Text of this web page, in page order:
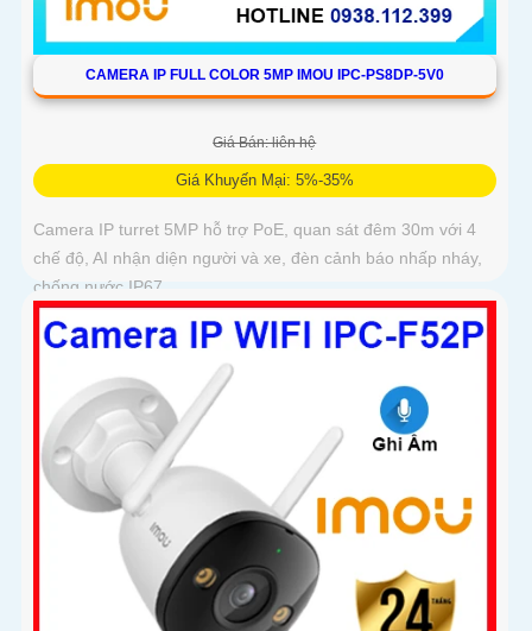
CAMERA IP FULL COLOR 5MP IMOU IPC-PS8DP-5V0
Giá Bán: liên hệ
Giá Khuyến Mại: 5%-35%
Camera IP turret 5MP hỗ trợ PoE, quan sát đêm 30m với 4
chế độ, AI nhận diện người và xe, đèn cảnh báo nhấp nháy,
chống nước IP67